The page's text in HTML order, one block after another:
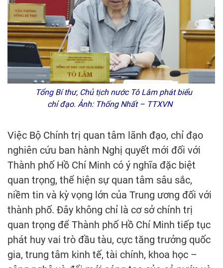
Tổng Bí thư, Chủ tịch nước Tô Lâm phát biểu
chỉ đạo. Ảnh: Thống Nhất – TTXVN
Việc Bộ Chính trị quan tâm lãnh đạo, chỉ đạo
nghiên cứu ban hành Nghị quyết mới đối với
Thành phố Hồ Chí Minh có ý nghĩa đặc biệt
quan trọng, thể hiện sự quan tâm sâu sắc,
niềm tin và kỳ vọng lớn của Trung ương đối với
thành phố. Đây không chỉ là cơ sở chính trị
quan trọng để Thành phố Hồ Chí Minh tiếp tục
phát huy vai trò đầu tàu, cực tăng trưởng quốc
gia, trung tâm kinh tế, tài chính, khoa học –